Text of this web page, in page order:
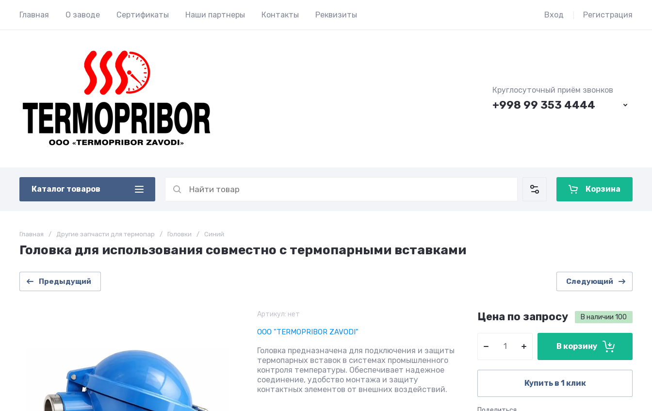
Главная О заводе Сертификаты Наши партнеры Контакты Реквизиты Вход Регистрация
Круглосуточный приём звонков
+998 99 353 4444
Каталог товаров Корзина
Главная / Другие запчасти для термопар / Головки / Синий
Головка для использования совместно с термопарными вставками
Предыдущий Следующий
Артикул: нет
OOO "TERMOPRIBOR ZAVODI"
Головка предназначена для подключения и защиты
термопарных вставок в системах промышленного
контроля температуры. Обеспечивает надежное
соединение, удобство монтажа и защиту
контактных элементов от внешних воздействий.
В наличии 100
Цена по запросу
В корзину
Купить в 1 клик